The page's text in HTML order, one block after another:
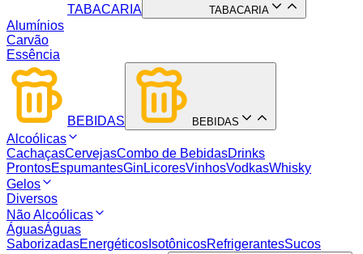
TABACARIA TABACARIA
Alumínios
Carvão
Essência
BEBIDAS BEBIDAS
Alcoólicas
CachaçasCervejasCombo de BebidasDrinks
ProntosEspumantesGin LicoresVinhosVodkasWhisky
Gelos
Diversos
Não Alcoólicas
ÁguasÁguas
SaborizadasEnergéticos IsotônicosRefrigerantesSucos